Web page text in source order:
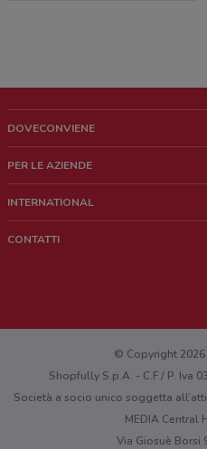
DOVECONVIENE
Chi siamo
Lavora con noi
PER LE AZIENDE
Richieste commerciali e marketing
INTERNATIONAL
CONTATTI
Hai un malfunzionamento sul web o
© Copyright
Shopfully S.p.A. - C.F / P. Iva
Società a socio unico soggetta
MEDIA Central
Via Giosuè Borsi